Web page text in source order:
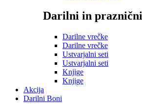
Darilni in
Darilne vrečke
Darilne vrečke
Ustvarjalni seti
Ustvarjalni seti
Knjige
Knjige
Akcija
Darilni Boni